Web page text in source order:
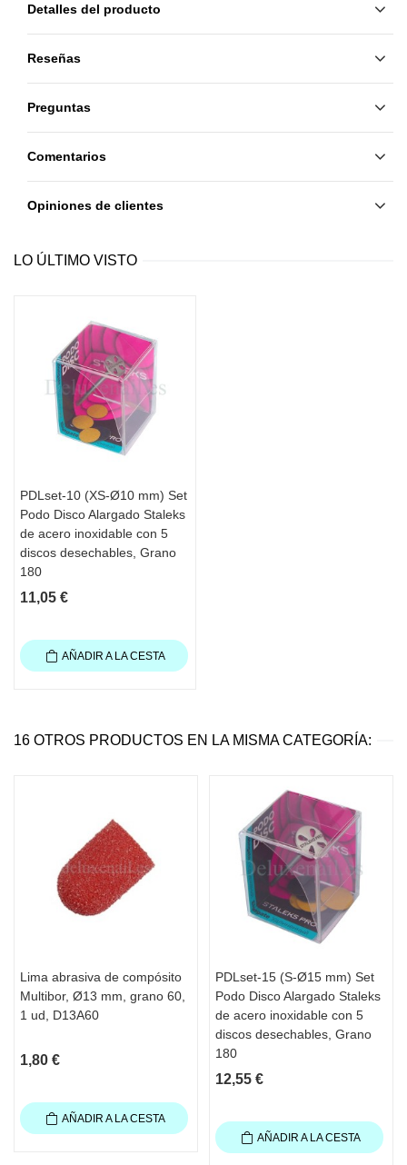
Contenido de la caja
Detalles del producto
Reseñas
Preguntas
Comentarios
Opiniones de clientes
LO ÚLTIMO VISTO
PDLset-10 (XS-Ø10 mm) Set
Podo Disco Alargado Staleks
de acero inoxidable con 5
discos desechables, Grano
180
11,05 €
AÑADIR A LA CESTA
16 OTROS PRODUCTOS EN LA MISMA CATEGORÍA:
Lima abrasiva de compósito
Multibor, Ø13 mm, grano 60,
1 ud, D13A60
1,80 €
AÑADIR A LA CESTA
PDLset-15 (S-Ø15 mm) Set
Podo Disco Alargado Staleks
de acero inoxidable con 5
discos desechables, Grano
180
12,55 €
AÑADIR A LA CESTA